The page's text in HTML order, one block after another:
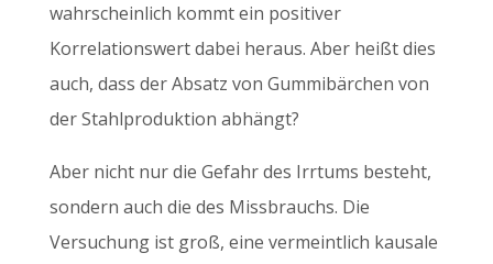
wahrscheinlich kommt ein positiver
Korrelationswert dabei heraus. Aber heißt dies
auch, dass der Absatz von Gummibärchen von
der Stahlproduktion abhängt?
Aber nicht nur die Gefahr des Irrtums besteht,
sondern auch die des Missbrauchs. Die
Versuchung ist groß, eine vermeintlich kausale